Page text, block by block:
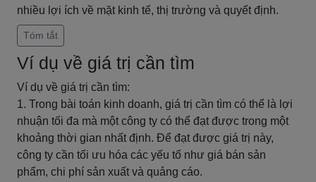
nhiều lợi ích về mặt kinh tế, thị trường và quyết định.
Tóm tắt
Ví dụ về giá trị cần tìm
Ví dụ về giá trị cần tìm:
1. Trong bài toán kinh doanh, giá trị cần tìm có thể là lợi
nhuận tối đa mà một công ty có thể đạt được trong một
khoảng thời gian nhất định. Để đạt được giá trị này,
công ty cần tối ưu hóa các yếu tố như giá bán sản
phẩm, chi phí sản xuất và quảng cáo.